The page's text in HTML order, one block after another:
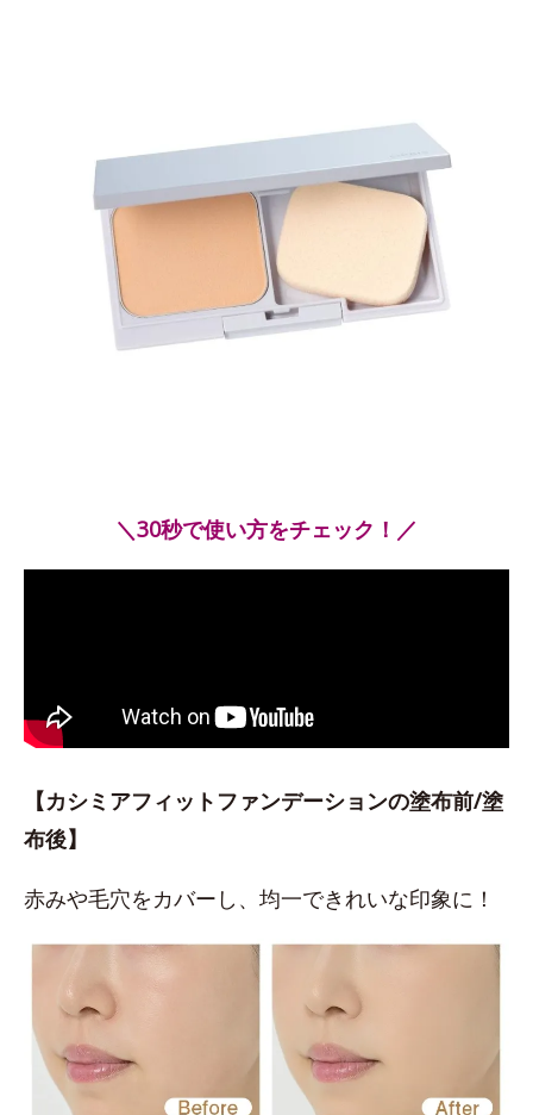
＼30秒で使い方をチェック！／
【カシミアフィットファンデーションの塗布前/塗
布後】
赤みや毛穴をカバーし、均一できれいな印象に！